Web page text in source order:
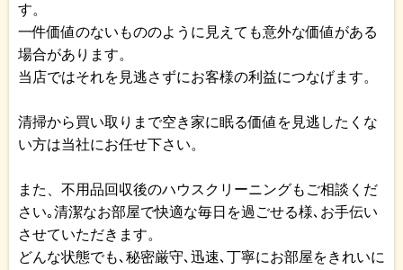
す。
一件価値のないもののように見えても意外な価値がある
場合があります。
当店ではそれを見逃さずにお客様の利益につなげます。
清掃から買い取りまで空き家に眠る価値を見逃したくな
い方は当社にお任せ下さい。
また、不用品回収後のハウスクリーニングもご相談くだ
さい｡清潔なお部屋で快適な毎日を過ごせる様､お手伝い
させていただきます。
どんな状態でも､秘密厳守､迅速､丁寧にお部屋をきれいに